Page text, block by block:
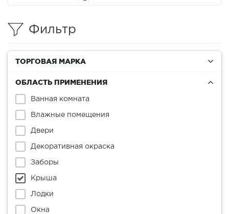
Фильтр
ТОРГОВАЯ МАРКА
ОБЛАСТЬ ПРИМЕНЕНИЯ
Ванная комната
Влажные помещения
Двери
Декоративная окраска
Заборы
Крыша
Лодки
Окна